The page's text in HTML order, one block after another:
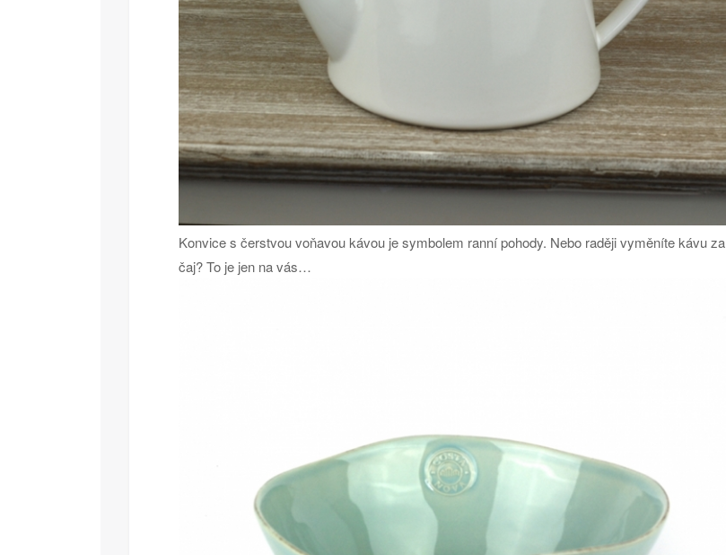
Konvice s čerstvou voňavou kávou je symbolem ranní pohody. Nebo raději vyměníte kávu za
čaj? To je jen na vás…